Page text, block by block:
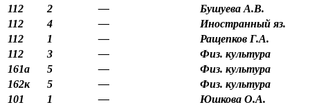
112
2 —
Бушуева А.В.
112
4 —
Иностранный яз.
112
1 —
Ращепков Г.А.
112
3 —
Физ. культура
161а
5 —
Физ. культура
162к
5 —
Физ. культура
101
1 —
Юшкова О.А.